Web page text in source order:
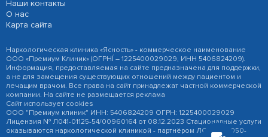
Наши контакты
О нас
Карта сайта
Наркологическая клиника «Ясность» - коммерческое наименование
ООО «Премиум Клиник» (ОГРНÍ – 1225400029029, ИНН 5406824209).
Информация, предоставляемая на сайте предназначена для поддержки,
а не для замещения существующих отношений между пациентом и
лечащим врачом. Все права на сайт принадлежат частной коммерческой
компании. На сайте не размещается реклама
Сайт использует cookies
ООО "Премиум клиник" ИНН: 5406824209 ОГРН: 1225400029029
Лицензия № Л041-01125-54/00960164 от 08.12.2023 Стационарные услуги
оказываются наркологической клиникой - партнёром ЛО-041-01050-